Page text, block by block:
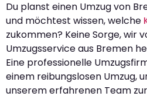
Du planst einen Umzug von
und möchtest wissen, welche
zukommen? Keine Sorge, wir
Umzugsservice aus Bremen
Eine professionelle
einem reibungslosen Umzug,
unserem erfahrenen Team